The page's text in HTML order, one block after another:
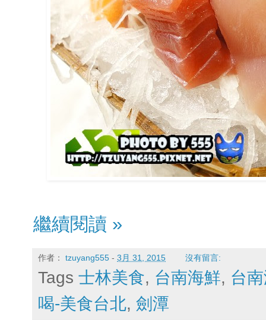
繼續閱讀 »
作者： tzuyang555 - 3月 31, 2015 沒有留言:
Tags 士林美食, 台南海鮮, 台
喝-美食台北, 劍潭